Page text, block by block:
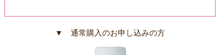
▼ 通常購入のお申し込みの方